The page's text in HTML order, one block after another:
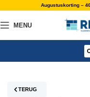
Augustuskorting –
MENU
TERUG